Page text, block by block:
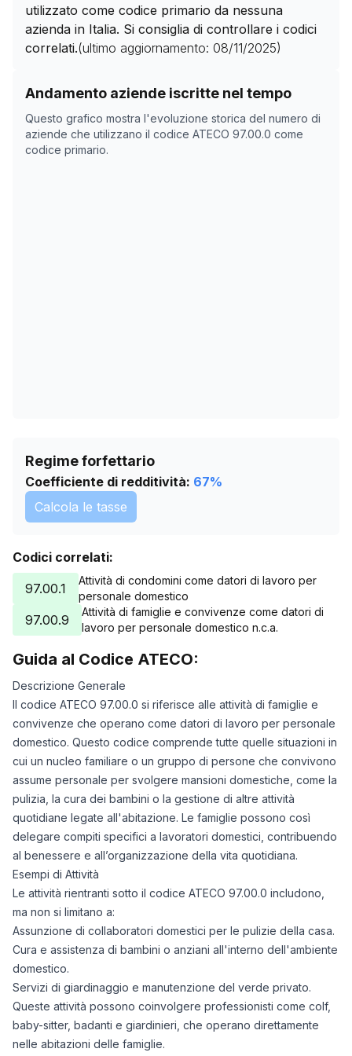
utilizzato come codice primario da nessuna
azienda in Italia. Si consiglia di controllare i codici
correlati.(ultimo aggiornamento: 08/11/2025)
Andamento aziende iscritte nel tempo
Questo grafico mostra l'evoluzione storica del numero di
aziende che utilizzano il codice ATECO 97.00.0 come
codice primario.
Storico numero di aziende con codice ATECO
Data rilevazione
31/03/2025
0
15/05/2025
Regime forfettario
Coefficiente di redditività: 67%
Calcola le tasse
Codici correlati:
97.00.1
Attività di condomini come datori di lavoro per
personale domestico
97.00.9
Attività di famiglie e convivenze come datori di
lavoro per personale domestico n.c.a.
Guida al Codice ATECO:
Descrizione Generale
Il codice ATECO 97.00.0 si riferisce alle attività di famiglie e
convivenze che operano come datori di lavoro per personale
domestico. Questo codice comprende tutte quelle situazioni in
cui un nucleo familiare o un gruppo di persone che convivono
assume personale per svolgere mansioni domestiche, come la
pulizia, la cura dei bambini o la gestione di altre attività
quotidiane legate all'abitazione. Le famiglie possono così
delegare compiti specifici a lavoratori domestici, contribuendo
al benessere e all’organizzazione della vita quotidiana.
Esempi di Attività
Le attività rientranti sotto il codice ATECO 97.00.0 includono,
ma non si limitano a:
Assunzione di collaboratori domestici per le pulizie della casa.
Cura e assistenza di bambini o anziani all'interno dell'ambiente
domestico.
Servizi di giardinaggio e manutenzione del verde privato.
Queste attività possono coinvolgere professionisti come colf,
baby-sitter, badanti e giardinieri, che operano direttamente
nelle abitazioni delle famiglie.